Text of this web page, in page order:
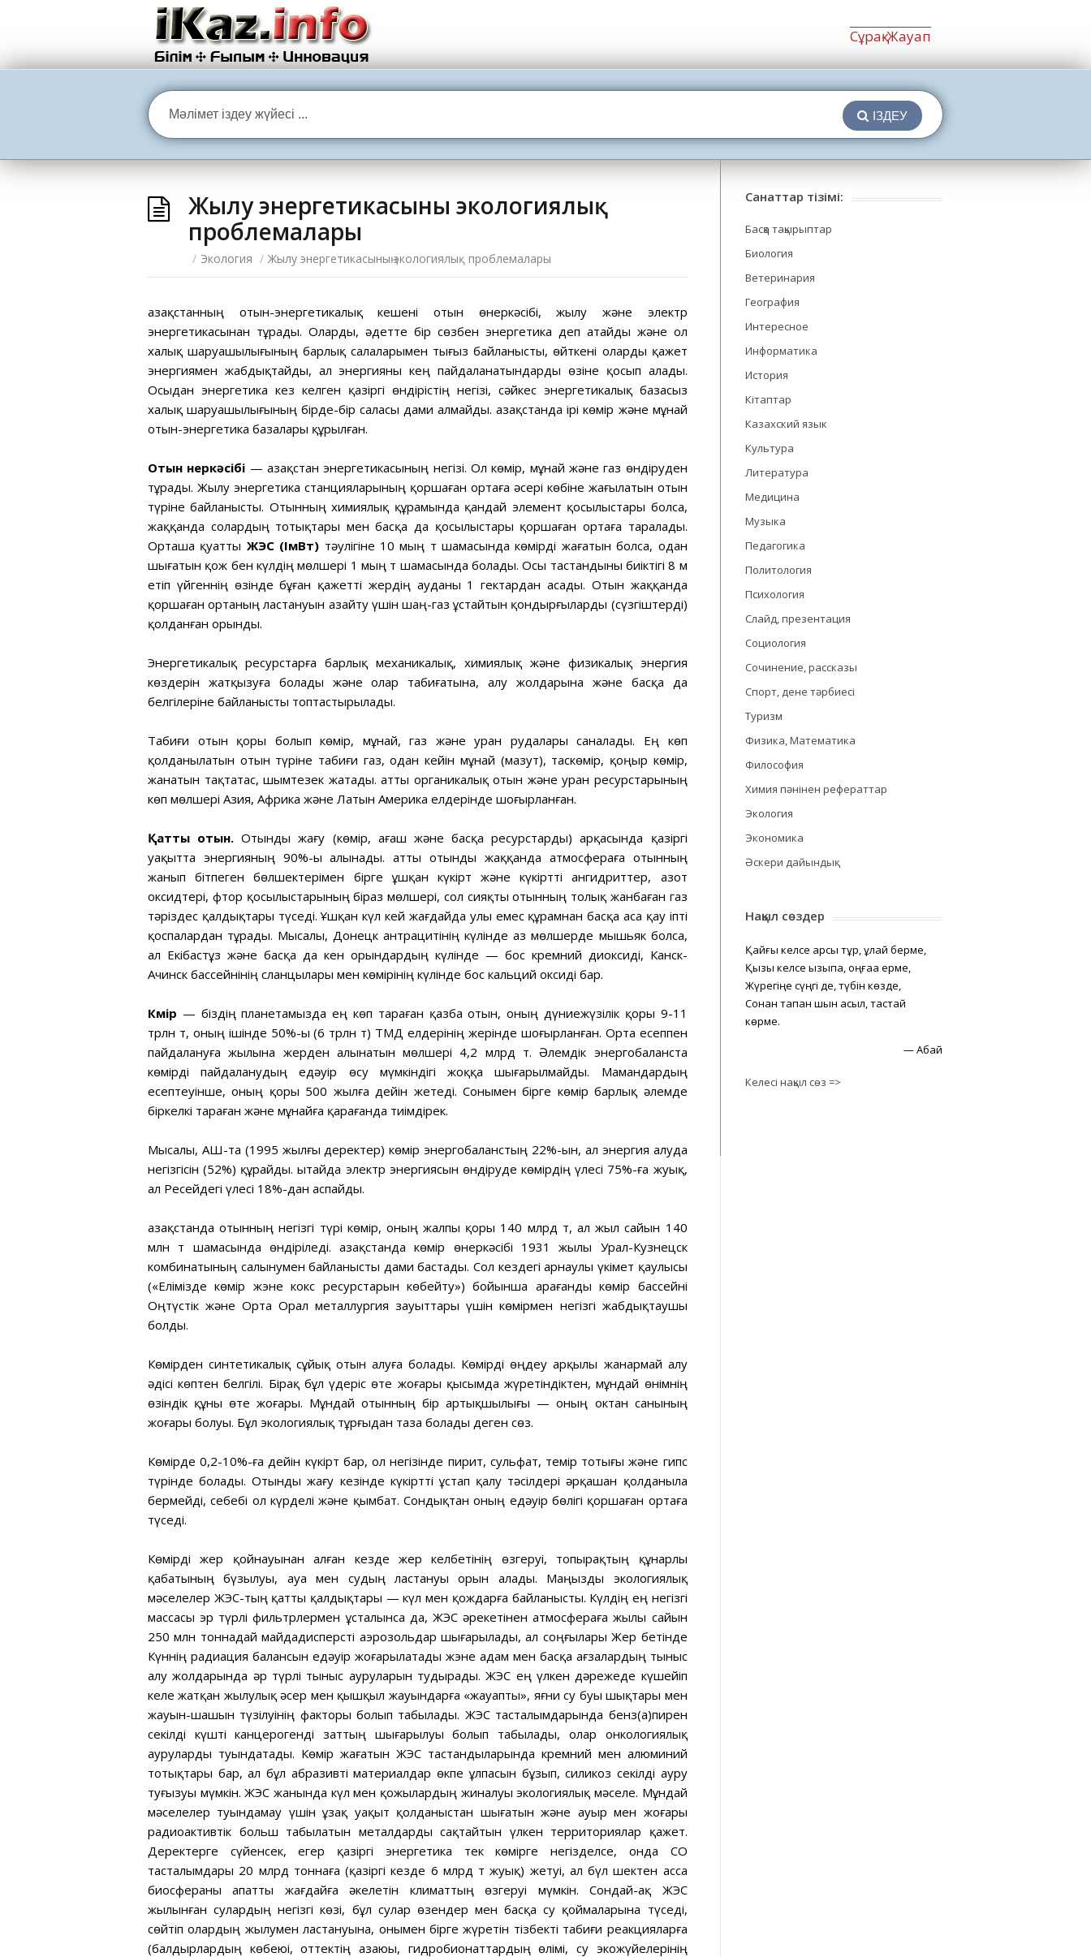
Сұрақ-Жауап
ІЗДЕУ
Жылу энергетикасының экологиялық
проблемалары
/ Экология / Жылу энергетикасының экологиялық проблемалары
Қазақстанның отын-энергетикалық кешені отын өнеркәсібі, жылу және электр
энергетикасынан тұрады. Оларды, әдетте бір сөзбен энергетика деп атайды және ол
халық шаруашылығының барлық салаларымен тығыз байланысты, өйткені оларды қажет
энергиямен жабдықтайды, ал энергияны кең пайдаланатындарды өзіне қосып алады.
Осыдан энергетика кез келген қазіргі өндірістің негізі, сәйкес энергетикалық базасыз
халық шаруашылығының бірде-бір саласы дами алмайды. Қазақстанда ірі көмір және мұнай
отын-энергетика базалары құрылған.
Отын өнеркәсібі — Қазақстан энергетикасының негізі. Ол көмір, мұнай және газ өндіруден
тұрады. Жылу энергетика станцияларының қоршаған ортаға әсері көбіне жағылатын отын
түріне байланысты. Отынның химиялық құрамында қандай элемент қосылыстары болса,
жаққанда солардың тотықтары мен басқа да қосылыстары қоршаған ортаға таралады.
Орташа қуатты ЖЭС (ІмВт) тәулігіне 10 мың т шамасында көмірді жағатын болса, одан
шығатын қож бен күлдің мөлшері 1 мың т шамасында болады. Осы тастандыны биіктігі 8 м
етіп үйгеннің өзінде бұған қажетті жердің ауданы 1 гектардан асады. Отын жаққанда
қоршаған ортаның ластануын азайту үшін шаң-газ ұстайтын қондырғыларды (сүзгіштерді)
қолданған орынды.
Энергетикалық ресурстарға барлық механикалық, химиялық және физикалық энергия
көздерін жатқызуға болады және олар табиғатына, алу жолдарына және басқа да
белгілеріне байланысты топтастырылады.
Табиғи отын қоры болып көмір, мұнай, газ және уран рудалары саналады. Ең көп
қолданылатын отын түріне табиғи газ, одан кейін мұнай (мазут), таскөмір, қоңыр көмір,
жанатын тақтатас, шымтезек жатады. Қатты органикалық отын және уран ресурстарының
көп мөлшері Азия, Африка және Латын Америка елдерінде шоғырланған.
Қатты отын. Отынды жағу (көмір, ағаш және басқа ресурстарды) арқасында қазіргі
уақытта энергияның 90%-ы алынады. Қатты отынды жаққанда атмосфераға отынның
жанып бітпеген бөлшектерімен бірге ұшқан күкірт және күкіртті ангидриттер, азот
оксидтері, фтор қосылыстарының біраз мөлшері, сол сияқты отынның толық жанбаған газ
тәріздес қалдықтары түседі. Ұшқан күл кей жағдайда улы емес құрамнан басқа аса қау іпті
қоспалардан тұрады. Мысалы, Донецк антрацитінің күлінде аз мөлшерде мышьяк болса,
ал Екібастұз және басқа да кен орындардың күлінде — бос кремний диоксиді, Канск-
Ачинск бассейнінің сланцылары мен көмірінің күлінде бос кальций оксиді бар.
Көмір — біздің планетамызда ең көп тараған қазба отын, оның дүниежүзілік қоры 9-11
трлн т, оның ішінде 50%-ы (6 трлн т) ТМД елдерінің жерінде шоғырланған. Орта есеппен
пайдалануға жылына жерден алынатын мөлшері 4,2 млрд т. Әлемдік энергобаланста
көмірді пайдаланудың едәуір өсу мүмкіндігі жоққа шығарылмайды. Мамандардың
есептеуінше, оның қоры 500 жылға дейін жетеді. Сонымен бірге көмір барлық әлемде
біркелкі тараған және мұнайға қарағанда тиімдірек.
Мысалы, АҚШ-та (1995 жылғы деректер) көмір энергобаланстың 22%-ын, ал энергия алуда
негізгісін (52%) құрайды. Қытайда электр энергиясын өндіруде көмірдің үлесі 75%-ға жуық,
ал Ресейдегі үлесі 18%-дан аспайды.
Қазақстанда отынның негізгі түрі көмір, оның жалпы қоры 140 млрд т, ал жыл сайын 140
млн т шамасында өндіріледі. Қазақстанда көмір өнеркәсібі 1931 жылы Урал-Кузнецск
комбинатының салынумен байланысты дами бастады. Сол кездегі арнаулы үкімет қаулысы
(«Елімізде көмір жэне кокс ресурстарын көбейту») бойынша Қарағанды көмір бассейні
Оңтүстік және Орта Орал металлургия зауыттары үшін көмірмен негізгі жабдықтаушы
болды.
Көмірден синтетикалық сұйық отын алуға болады. Көмірді өңдеу арқылы жанармай алу
әдісі көптен белгілі. Бірақ бұл үдеріс өте жоғары қысымда жүретіндіктен, мұндай өнімнің
өзіндік құны өте жоғары. Мұндай отынның бір артықшылығы — оның октан санының
жоғары болуы. Бұл экологиялық тұрғыдан таза болады деген сөз.
Көмірде 0,2-10%-ға дейін күкірт бар, ол негізінде пирит, сульфат, темір тотығы және гипс
түрінде болады. Отынды жағу кезінде күкіртті ұстап қалу тәсілдері әрқашан қолданыла
бермейді, себебі ол күрделі және қымбат. Сондықтан оның едәуір бөлігі қоршаған ортаға
түседі.
Көмірді жер қойнауынан алған кезде жер келбетінің өзгеруі, топырақтың құнарлы
қабатының бүзылуы, ауа мен судың ластануы орын алады. Маңызды экологиялық
мәселелер ЖЭС-тың қатты қалдықтары — күл мен қождарға байланысты. Күлдің ең негізгі
массасы эр түрлі фильтрлермен ұсталынса да, ЖЭС әрекетінен атмосфераға жылы сайын
250 млн тоннадай майдадисперсті аэрозольдар шығарылады, ал соңғылары Жер бетінде
Күннің радиация балансын едәуір жоғарылатады жэне адам мен басқа ағзалардың тыныс
алу жолдарында әр түрлі тыныс ауруларын тудырады. ЖЭС ең үлкен дәрежеде күшейіп
келе жатқан жылулық әсер мен қышқыл жауындарға «жауапты», яғни су буы шықтары мен
жауын-шашын түзілуінің факторы болып табылады. ЖЭС тасталымдарында бенз(а)пирен
секілді күшті канцерогенді заттың шығарылуы болып табылады, олар онкологиялық
ауруларды туындатады. Көмір жағатын ЖЭС тастандыларында кремний мен алюминий
тотықтары бар, ал бұл абразивті материалдар өкпе ұлпасын бұзып, силикоз секілді ауру
туғызуы мүмкін. ЖЭС жанында күл мен қожылардың жиналуы экологиялық мәселе. Мұндай
мәселелер туындамау үшін ұзақ уақыт қолданыстан шығатын және ауыр мен жоғары
радиоактивтік больш табылатын металдарды сақтайтын үлкен территориялар қажет.
Деректерге сүйенсек, егер қазіргі энергетика тек көмірге негізделсе, онда CO
тасталымдары 20 млрд тоннаға (қазіргі кезде 6 млрд т жуық) жетуі, ал бүл шектен асса
биосфераны апатты жағдайға әкелетін климаттың өзгеруі мүмкін. Сондай-ақ ЖЭС
жылынған сулардың негізгі көзі, бұл сулар өзендер мен басқа су қоймаларына түседі,
сөйтіп олардың жылумен ластануына, онымен бірге жүретін тізбекті табиғи реакцияларға
(балдырлардың көбеюі, оттектің азаюы, гидробионаттардың өлімі, су экожүйелерінің
Санаттар тізімі:
Басқа тақырыптар
Биология
Ветеринария
География
Интересное
Информатика
История
Кітаптар
Казахский язык
Культура
Литература
Медицина
Музыка
Педагогика
Политология
Психология
Слайд, презентация
Социология
Сочинение, рассказы
Спорт, дене тәрбиесі
Туризм
Физика, Математика
Философия
Химия пәнінен рефераттар
Экология
Экономика
Әскери дайындық
Нақыл сөздер
Қайғы келсе қарсы тұр, құлай берме,
Қызық келсе қызықпа, оңғаққа ерме,
Жүрегіңе сүңгі де, түбін көзде,
Сонан тапқан шын асыл, тастай
көрме.
—Абай
Келесі нақыл сөз =>